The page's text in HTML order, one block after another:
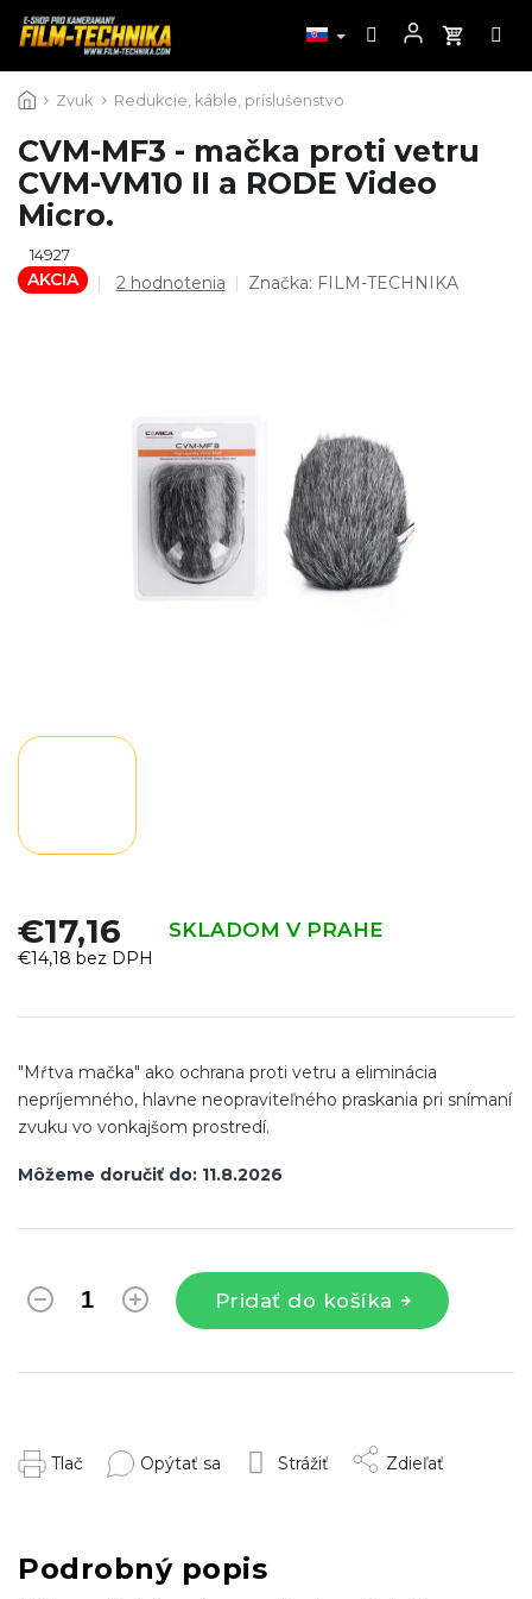
na
Zvuk Redukcie, káble, príslušenstvo
CVM-MF3 - mačka proti vetru
CVM-VM10 II a RODE Video
Micro.
14927
AKCIA
Priemerné
hviezdičiek.
2 hodnotenia Značka: FILM-TECHNIKA
€17,16 SKLADOM V PRAHE
€14,18 bez DPH
cena:
Môžeme doručiť do: 11.8.2026
Pridať do košíka
"Mŕtva mačka" ako ochrana proti vetru a eliminácia
nepríjemného, hlavne neopraviteľného praskania pri snímaní
zvuku vo vonkajšom prostredí.
Tlač Opýtať sa Strážiť Zdieľať
Podrobný popis